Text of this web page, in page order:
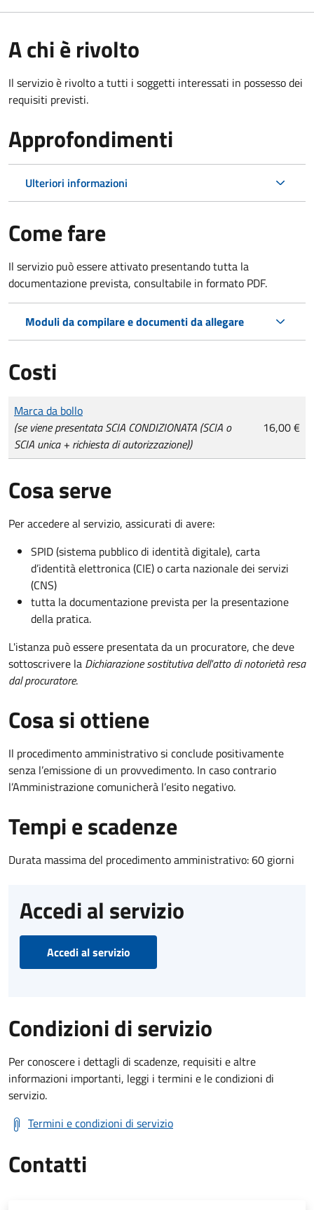
A chi è rivolto
Il servizio è rivolto a tutti i soggetti interessati in possesso dei
requisiti previsti.
Approfondimenti
Ulteriori informazioni
Come fare
Il servizio può essere attivato presentando tutta la
documentazione prevista, consultabile in formato PDF.
Moduli da compilare e documenti da allegare
Costi
Tipo di pagamento
Importo
Marca da bollo
(se viene presentata SCIA CONDIZIONATA (SCIA o
SCIA unica + richiesta di autorizzazione))
16,00 €
Cosa serve
Per accedere al servizio, assicurati di avere:
SPID (sistema pubblico di identità digitale), carta
d’identità elettronica (CIE) o carta nazionale dei servizi
(CNS)
tutta la documentazione prevista per la presentazione
della pratica.
L'istanza può essere presentata da un procuratore, che deve
sottoscrivere la Dichiarazione sostitutiva dell'atto di notorietà resa
dal procuratore.
Cosa si ottiene
Il procedimento amministrativo si conclude positivamente
senza l’emissione di un provvedimento. In caso contrario
l’Amministrazione comunicherà l’esito negativo.
Tempi e scadenze
Durata massima del procedimento amministrativo: 60 giorni
Accedi al servizio
Accedi al servizio
Condizioni di servizio
Per conoscere i dettagli di scadenze, requisiti e altre
informazioni importanti, leggi i termini e le condizioni di
servizio.
Termini e condizioni di servizio
Contatti